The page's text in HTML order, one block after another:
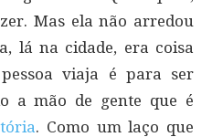
Mas ela não arredou
lá na cidade, era coisa
viaja é para ser
a mão de gente que é
. Como um laço que